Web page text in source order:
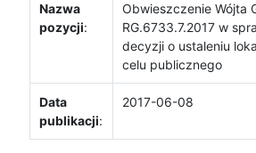
Nazwa
pozycji:
Obwieszczenie Wójta
RG.6733.7.2017 w
decyzji o ustaleniu
celu publicznego
Data
publikacji:
2017-06-08